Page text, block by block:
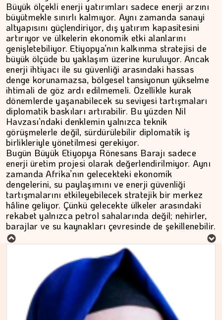
Büyük ölçekli enerji yatırımları sadece enerji arzını
büyütmekle sınırlı kalmıyor. Aynı zamanda sanayi
altyapısını güçlendiriyor, dış yatırım kapasitesini
artırıyor ve ülkelerin ekonomik etki alanlarını
genişletebiliyor. Etiyopya’nın kalkınma stratejisi de
büyük ölçüde bu yaklaşım üzerine kuruluyor. Ancak
enerji ihtiyacı ile su güvenliği arasındaki hassas
denge korunamazsa, bölgesel tansiyonun yükselme
ihtimali de göz ardı edilmemeli. Özellikle kurak
dönemlerde yaşanabilecek su seviyesi tartışmaları
diplomatik baskıları artırabilir. Bu yüzden Nil
Havzası’ndaki denklemin yalnızca teknik
görüşmelerle değil, sürdürülebilir diplomatik iş
birlikleriyle yönetilmesi gerekiyor.
Bugün Büyük Etiyopya Rönesans Barajı sadece
enerji üretim projesi olarak değerlendirilmiyor. Aynı
zamanda Afrika’nın gelecekteki ekonomik
dengelerini, su paylaşımını ve enerji güvenliği
tartışmalarını etkileyebilecek stratejik bir merkez
hâline geliyor. Çünkü gelecekte ülkeler arasındaki
rekabet yalnızca petrol sahalarında değil; nehirler,
barajlar ve su kaynakları çevresinde de şekillenebilir.
MURAT DOĞAN
Aç kalan sadece mideniz…